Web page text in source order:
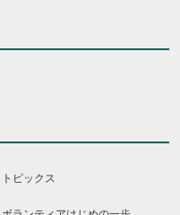
トピックス